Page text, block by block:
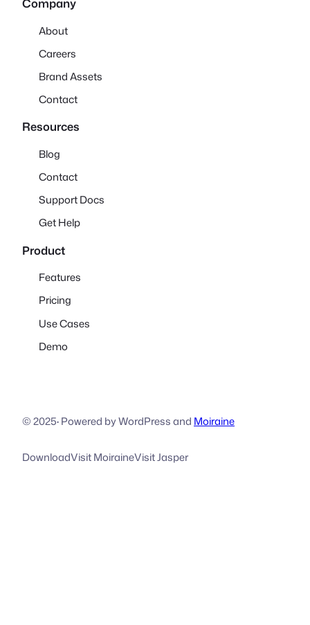
Company
About
Careers
Brand Assets
Contact
Resources
Blog
Contact
Support Docs
Get Help
Product
Features
Pricing
Use Cases
Demo
© 2025·Powered by WordPress and Moiraine
DownloadVisit MoiraineVisit Jasper